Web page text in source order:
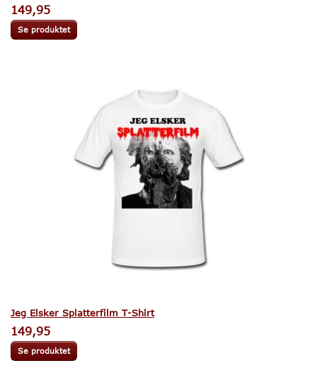
149,95
Se produktet
Jeg Elsker Splatterfilm T-Shirt
149,95
Se produktet